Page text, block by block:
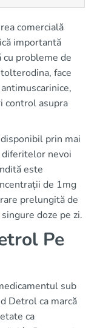
comercială
importantă
probleme de
face
control asupra
prin mai
nevoi
este
de 1mg
prelungită de
doze pe zi.
Pe
sub
Detrol ca marcă
ca